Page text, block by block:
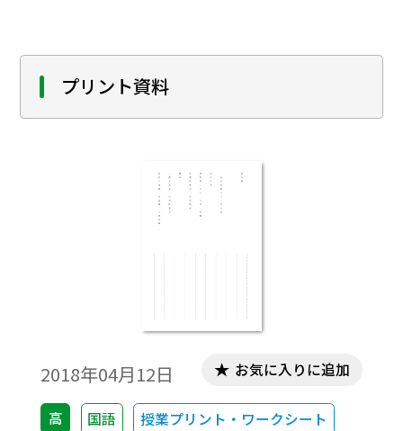
プリント資料
2018年04月12日
高 国語 授業プリント・ワークシート
お気に入りに追加